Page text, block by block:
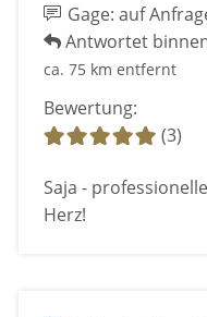
Gage: auf
Antwortet
ca. 75 km entfernt
Bewertung:
(3)
Saja -
Herz!